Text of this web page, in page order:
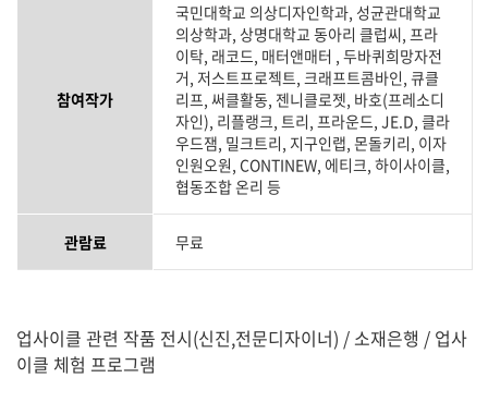
참여작가
국민대학교 의상디자인학과, 성균관대학교
의상학과, 상명대학교 동아리 클럽씨, 프라
이탁, 래코드, 매터앤매터 , 두바퀴희망자전
거, 저스트프로젝트, 크래프트콤바인, 큐클
리프, 써클활동, 젠니클로젯, 바호(프레소디
자인), 리플랭크, 트리, 프라운드, JE.D, 클라
우드잼, 밀크트리, 지구인랩, 몬돌키리, 이자
인원오원, CONTINEW, 에티크, 하이사이클,
협동조합 온리 등
관람료 무료
업사이클 관련 작품 전시(신진,전문디자이너) / 소재은행 / 업사
이클 체험 프로그램